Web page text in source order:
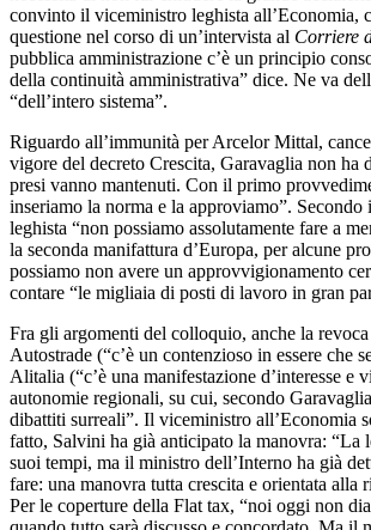
convinto il viceministro leghista all’Economia,
questione nel corso di un’intervista al Corriere
pubblica amministrazione c’è un principio
della continuità amministrativa” dice. Ne va
“dell’intero sistema”.
Riguardo all’immunità per Arcelor Mittal,
vigore del decreto Crescita, Garavaglia non ha
presi vanno mantenuti. Con il primo
inseriamo la norma e la approviamo”.
leghista “non possiamo assolutamente fare a
la seconda manifattura d’Europa, per alcune
possiamo non avere un approvvigionamento
contare “le migliaia di posti di lavoro in gran
Fra gli argomenti del colloquio, anche la
Autostrade (“c’è un contenzioso in essere che
Alitalia (“c’è una manifestazione d’interesse e
autonomie regionali, su cui, secondo
dibattiti surreali”. Il viceministro all’Economia
fatto, Salvini ha già anticipato la manovra: “La
suoi tempi, ma il ministro dell’Interno ha già
fare: una manovra tutta crescita e orientata alla
Per le coperture della Flat tax, “noi oggi non